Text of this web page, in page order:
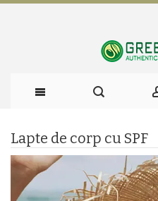
Lapte de corp cu SPF